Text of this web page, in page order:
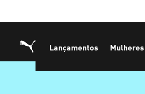
Lançamentos Mulheres